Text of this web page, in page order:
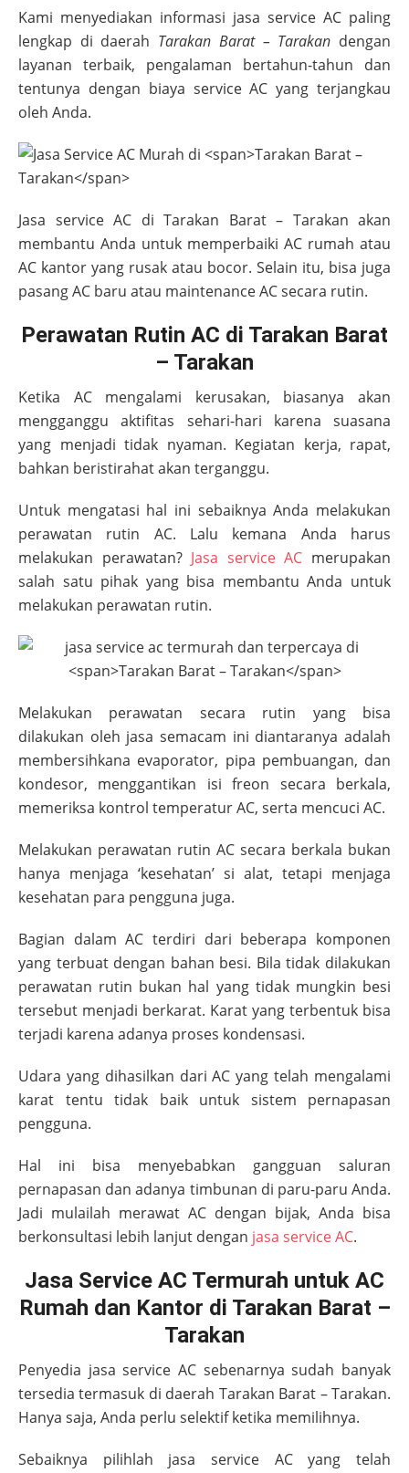
Kami menyediakan informasi jasa service AC paling
lengkap di daerah Tarakan Barat – Tarakan dengan
layanan terbaik, pengalaman bertahun-tahun dan
tentunya dengan biaya service AC yang terjangkau
oleh Anda.
Jasa service AC di Tarakan Barat – Tarakan akan
membantu Anda untuk memperbaiki AC rumah atau
AC kantor yang rusak atau bocor. Selain itu, bisa juga
pasang AC baru atau maintenance AC secara rutin.
Perawatan Rutin AC di Tarakan Barat
– Tarakan
Ketika AC mengalami kerusakan, biasanya akan
mengganggu aktifitas sehari-hari karena suasana
yang menjadi tidak nyaman. Kegiatan kerja, rapat,
bahkan beristirahat akan terganggu.
Untuk mengatasi hal ini sebaiknya Anda melakukan
perawatan rutin AC. Lalu kemana Anda harus
melakukan perawatan? Jasa service AC merupakan
salah satu pihak yang bisa membantu Anda untuk
melakukan perawatan rutin.
Melakukan perawatan secara rutin yang bisa
dilakukan oleh jasa semacam ini diantaranya adalah
membersihkana evaporator, pipa pembuangan, dan
kondesor, menggantikan isi freon secara berkala,
memeriksa kontrol temperatur AC, serta mencuci AC.
Melakukan perawatan rutin AC secara berkala bukan
hanya menjaga ‘kesehatan’ si alat, tetapi menjaga
kesehatan para pengguna juga.
Bagian dalam AC terdiri dari beberapa komponen
yang terbuat dengan bahan besi. Bila tidak dilakukan
perawatan rutin bukan hal yang tidak mungkin besi
tersebut menjadi berkarat. Karat yang terbentuk bisa
terjadi karena adanya proses kondensasi.
Udara yang dihasilkan dari AC yang telah mengalami
karat tentu tidak baik untuk sistem pernapasan
pengguna.
Hal ini bisa menyebabkan gangguan saluran
pernapasan dan adanya timbunan di paru-paru Anda.
Jadi mulailah merawat AC dengan bijak, Anda bisa
berkonsultasi lebih lanjut dengan jasa service AC.
Jasa Service AC Termurah untuk AC
Rumah dan Kantor di Tarakan Barat –
Tarakan
Penyedia jasa service AC sebenarnya sudah banyak
tersedia termasuk di daerah Tarakan Barat – Tarakan.
Hanya saja, Anda perlu selektif ketika memilihnya.
Sebaiknya pilihlah jasa service AC yang telah